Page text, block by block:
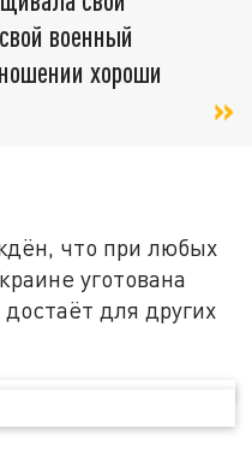
военный
хороши
что при любых
уготована
для других